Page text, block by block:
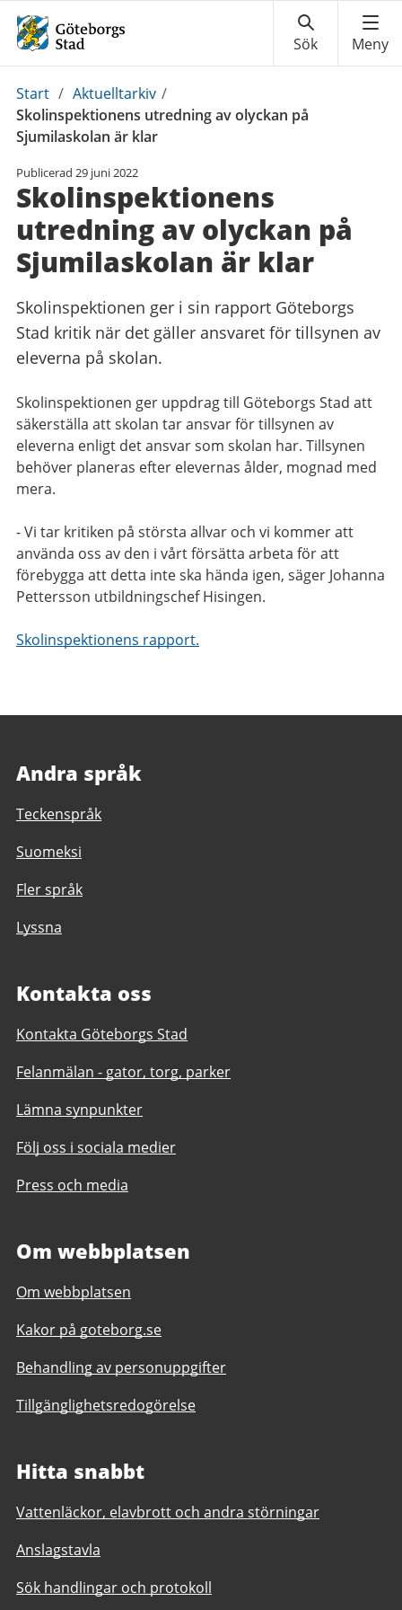
Du
är
här:
Start / Aktuelltarkiv /
Skolinspektionens utredning av olyckan på
Sjumilaskolan är klar
Publicerad 29 juni 2022
Skolinspektionens
utredning av olyckan på
Sjumilaskolan är klar
Skolinspektionen ger i sin rapport Göteborgs
Stad kritik när det gäller ansvaret för tillsynen av
eleverna på skolan.
Skolinspektionen ger uppdrag till Göteborgs Stad att
säkerställa att skolan tar ansvar för tillsynen av
eleverna enligt det ansvar som skolan har. Tillsynen
behöver planeras efter elevernas ålder, mognad med
mera.
- Vi tar kritiken på största allvar och vi kommer att
använda oss av den i vårt försätta arbeta för att
förebygga att detta inte ska hända igen, säger Johanna
Pettersson utbildningschef Hisingen.
Skolinspektionens rapport.
Andra språk
Teckenspråk
Suomeksi
Fler språk
Lyssna
Kontakta oss
Kontakta Göteborgs Stad
Felanmälan - gator, torg, parker
Lämna synpunkter
Följ oss i sociala medier
Press och media
Om webbplatsen
Om webbplatsen
Kakor på goteborg.se
Behandling av personuppgifter
Tillgänglighetsredogörelse
Hitta snabbt
Vattenläckor, elavbrott och andra störningar
Anslagstavla
Sök handlingar och protokoll